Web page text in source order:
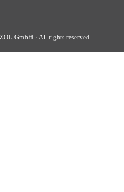
GmbH · All rights reserved